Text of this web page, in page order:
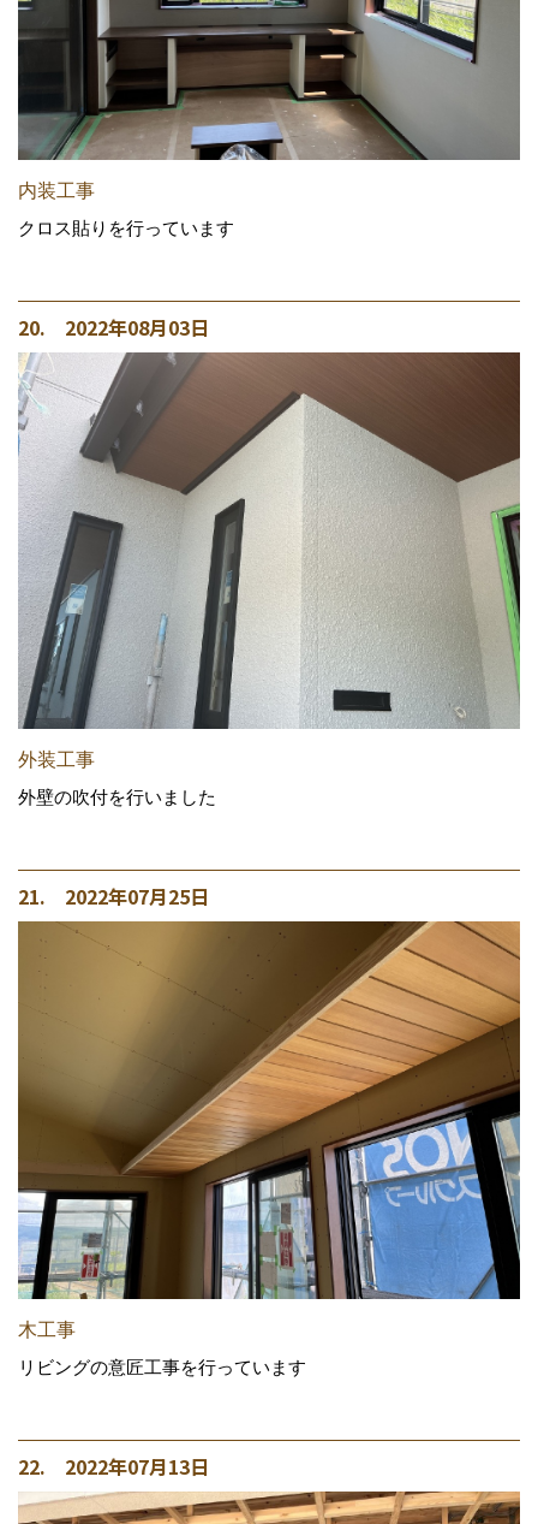
内装工事
クロス貼りを行っています
20. 2022年08月03日
外装工事
外壁の吹付を行いました
21. 2022年07月25日
木工事
リビングの意匠工事を行っています
22. 2022年07月13日